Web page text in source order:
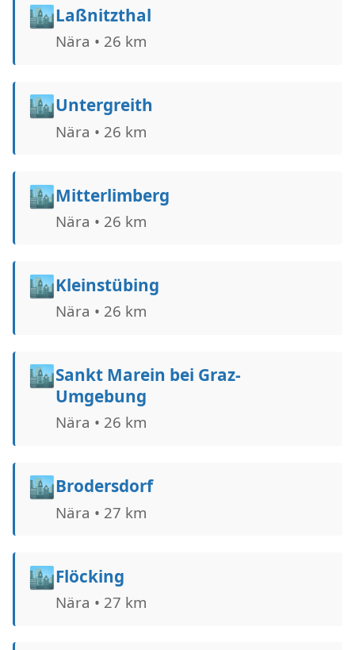
🏙️Laßnitzthal
Nära • 26 km
🏙️Untergreith
Nära • 26 km
🏙️Mitterlimberg
Nära • 26 km
🏙️Kleinstübing
Nära • 26 km
🏙️Sankt Marein bei Graz-
Umgebung
Nära • 26 km
🏙️Brodersdorf
Nära • 27 km
🏙️Flöcking
Nära • 27 km